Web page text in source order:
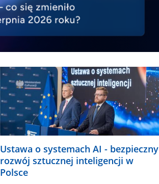
Ustawa o systemach AI - bezpieczny
rozwój sztucznej inteligencji w
Polsce